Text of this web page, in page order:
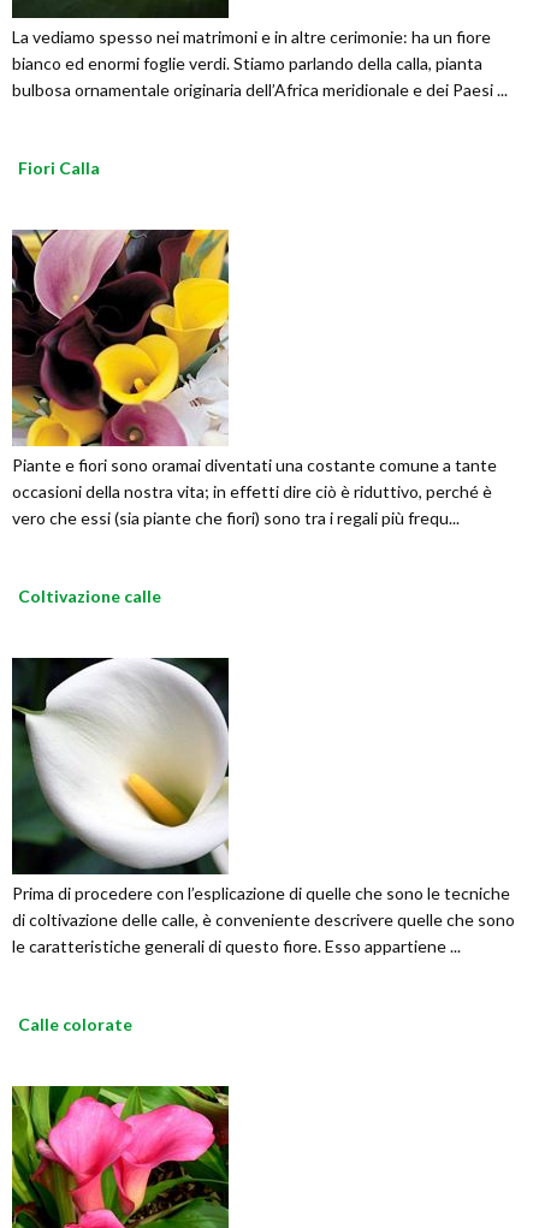
La vediamo spesso nei matrimoni e in altre cerimonie: ha un fiore
bianco ed enormi foglie verdi. Stiamo parlando della calla, pianta
bulbosa ornamentale originaria dell’Africa meridionale e dei Paesi ...
Fiori Calla
Piante e fiori sono oramai diventati una costante comune a tante
occasioni della nostra vita; in effetti dire ciò è riduttivo, perché è
vero che essi (sia piante che fiori) sono tra i regali più frequ...
Coltivazione calle
Prima di procedere con l’esplicazione di quelle che sono le tecniche
di coltivazione delle calle, è conveniente descrivere quelle che sono
le caratteristiche generali di questo fiore. Esso appartiene ...
Calle colorate